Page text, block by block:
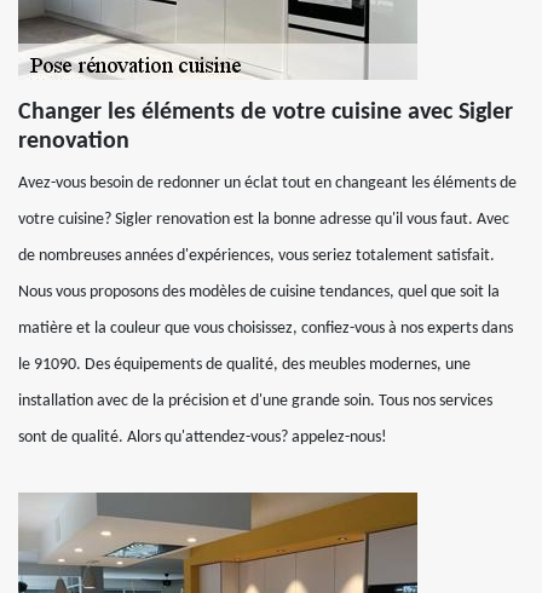
Changer les éléments de votre cuisine avec Sigler
renovation
Avez-vous besoin de redonner un éclat tout en changeant les éléments de
votre cuisine? Sigler renovation est la bonne adresse qu'il vous faut. Avec
de nombreuses années d'expériences, vous seriez totalement satisfait.
Nous vous proposons des modèles de cuisine tendances, quel que soit la
matière et la couleur que vous choisissez, confiez-vous à nos experts dans
le 91090. Des équipements de qualité, des meubles modernes, une
installation avec de la précision et d'une grande soin. Tous nos services
sont de qualité. Alors qu'attendez-vous? appelez-nous!